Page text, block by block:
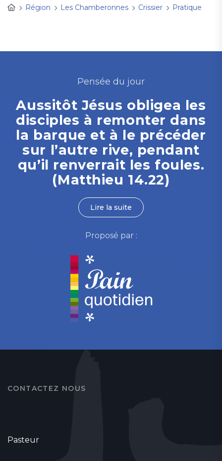
Région
Les Chamberonnes Crissier Pratique
Pensée du jour
Aussitôt Jésus obligea les
disciples à remonter dans
la barque et à le précéder
sur l’autre rive, pendant
qu’il renverrait les foules.
(Matthieu 14.22)
Lire la suite
Proposé par :
CONTACTEZ NOUS
Pasteur